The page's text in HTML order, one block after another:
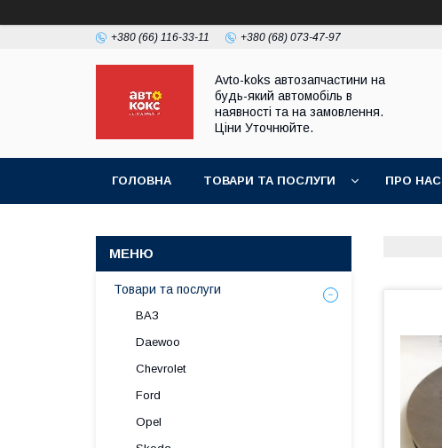
+380 (66) 116-33-11 +380 (68) 073-47-97
Avto-koks автозапчастини на
будь-який автомобіль в
наявності та на замовлення.
Ціни Уточнюйте.
ГОЛОВНА ТОВАРИ ТА ПОСЛУГИ ПРО НАС
Товари та послуги
ВАЗ
Daewoo
Chevrolet
Ford
Opel